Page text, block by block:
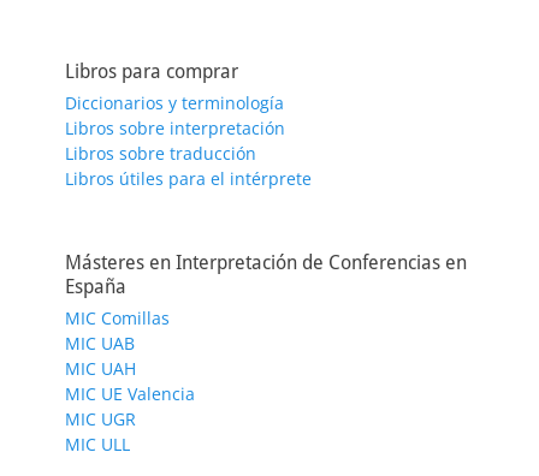
Libros para comprar
Diccionarios y terminología
Libros sobre interpretación
Libros sobre traducción
Libros útiles para el intérprete
Másteres en Interpretación de Conferencias en
España
MIC Comillas
MIC UAB
MIC UAH
MIC UE Valencia
MIC UGR
MIC ULL